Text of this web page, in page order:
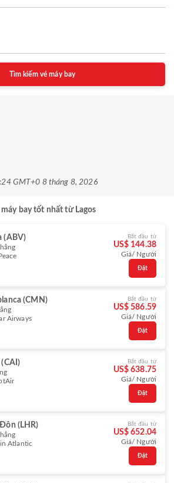
Tìm kiếm vé máy bay
GMT+0 8 tháng 8, 2026
bay tốt nhất từ Lagos
(ABV) Bắt đầu từ
US$ 144.38
Giá/ Người
Đặt
(CMN)
Airways
Bắt đầu từ
US$ 586.59
Giá/ Người
Đặt
Bắt đầu từ
US$ 638.75
Giá/ Người
Đặt
Đôn (LHR)
Atlantic
Bắt đầu từ
US$ 652.04
Giá/ Người
Đặt